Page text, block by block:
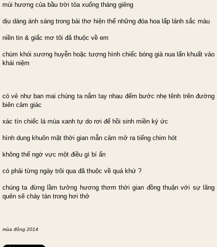
mùi hương của bầu trời tỏa xuống tháng giêng
dịu dàng ánh sáng trong bài thơ hiện thể những đóa hoa lấp lánh sắc màu
niền tin & giấc mơ tôi đã thuộc về em
chùm khói sương huyễn hoặc tượng hình chiếc bóng già nua lẩn khuất vào
khái niệm
có vẻ như ban mai chúng ta nắm tay nhau đếm bước nhẹ tênh trên đường
biên cảm giác
xác tín chiếc lá mùa xanh tự do rơi để hồi sinh miền ký ức
hình dung khuôn mặt thời gian mẫn cảm mở ra tiếng chim hót
không thể ngờ vực một điều gì bí ẩn
có phải từng ngày trôi qua đã thuộc về quá khứ ?
chúng ta đừng lầm tưởng hương thơm thời gian đồng thuận với sự lãng
quên sẽ cháy tàn trong hơi thở
mùa đông 2014